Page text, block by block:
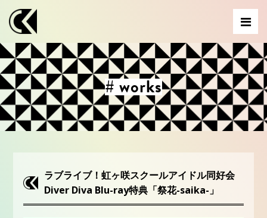
# works
ラブライブ！虹ヶ咲スクールアイドル同好会
Diver Diva Blu-ray特典「祭花-saika-」